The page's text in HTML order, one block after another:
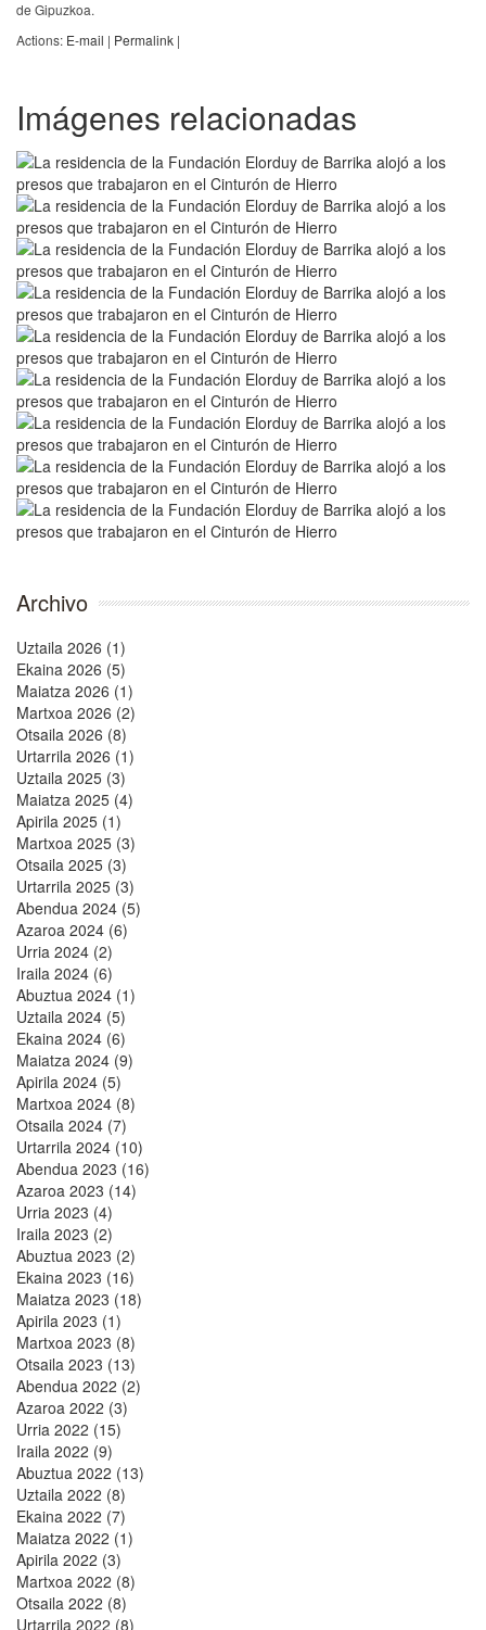
de Gipuzkoa.
Actions: E-mail | Permalink |
Imágenes relacionadas
Archivo
Uztaila 2026 (1)
Ekaina 2026 (5)
Maiatza 2026 (1)
Martxoa 2026 (2)
Otsaila 2026 (8)
Urtarrila 2026 (1)
Uztaila 2025 (3)
Maiatza 2025 (4)
Apirila 2025 (1)
Martxoa 2025 (3)
Otsaila 2025 (3)
Urtarrila 2025 (3)
Abendua 2024 (5)
Azaroa 2024 (6)
Urria 2024 (2)
Iraila 2024 (6)
Abuztua 2024 (1)
Uztaila 2024 (5)
Ekaina 2024 (6)
Maiatza 2024 (9)
Apirila 2024 (5)
Martxoa 2024 (8)
Otsaila 2024 (7)
Urtarrila 2024 (10)
Abendua 2023 (16)
Azaroa 2023 (14)
Urria 2023 (4)
Iraila 2023 (2)
Abuztua 2023 (2)
Ekaina 2023 (16)
Maiatza 2023 (18)
Apirila 2023 (1)
Martxoa 2023 (8)
Otsaila 2023 (13)
Abendua 2022 (2)
Azaroa 2022 (3)
Urria 2022 (15)
Iraila 2022 (9)
Abuztua 2022 (13)
Uztaila 2022 (8)
Ekaina 2022 (7)
Maiatza 2022 (1)
Apirila 2022 (3)
Martxoa 2022 (8)
Otsaila 2022 (8)
Urtarrila 2022 (8)